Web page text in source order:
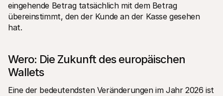
eingehende Betrag tatsächlich mit dem Betrag
übereinstimmt, den der Kunde an der Kasse gesehen
hat.
Wero: Die Zukunft des europäischen
Wallets
Eine der bedeutendsten Veränderungen im Jahr 2026 ist